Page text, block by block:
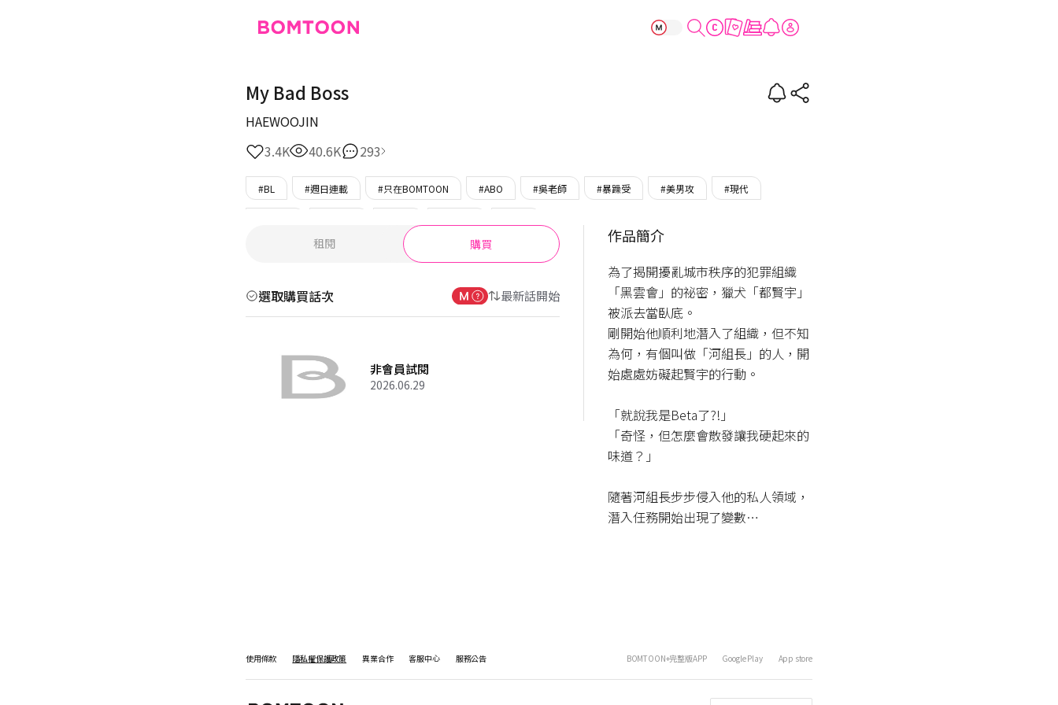
My Bad Boss
My Bad Boss
HAEWOOJIN
3.4K
40.6K 293
#BL #週日連載 #只在BOMTOON #ABO #吳老師 #暴躁受 #美男攻 #現代
租閱 購買
選取購買話次 最新話開始
非會員試閱
2026.06.29
作品簡介
為了揭開擾亂城市秩序的犯罪組織
「黑雲會」的祕密，獵犬「都賢宇」
被派去當臥底。
剛開始他順利地潛入了組織，但不知
為何，有個叫做「河組長」的人，開
始處處妨礙起賢宇的行動。
「就說我是Beta了?!」
「奇怪，但怎麼會散發讓我硬起來的
味道？」
隨著河組長步步侵入他的私人領域，
潛入任務開始出現了變數…
使用條款 隱私權保護政策 異業合作 客服中心 服務公告 BOMTOON+完整版APP Google Play App store